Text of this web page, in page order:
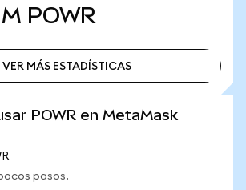
POWR
VER MÁS ESTADÍSTICAS
POWR en MetaMask
pasos.